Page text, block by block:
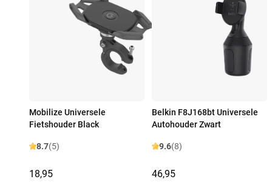
Mobilize Universele
Fietshouder Black
8.7(5)
18,95
Belkin F8J168bt Universele
Autohouder Zwart
9.6(8)
46,95